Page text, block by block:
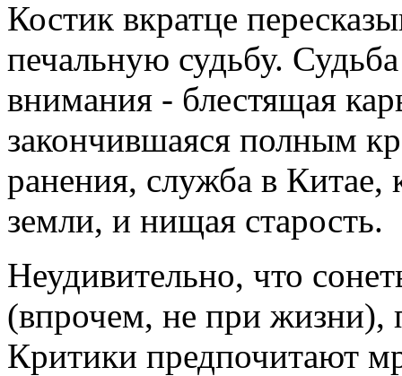
Костик вкратце
печальную судьбу.
внимания - блестящая
закончившаяся полным
ранения, служба в Китае,
земли, и нищая старость.
Неудивительно, что
(впрочем, не при
Критики предпочитают